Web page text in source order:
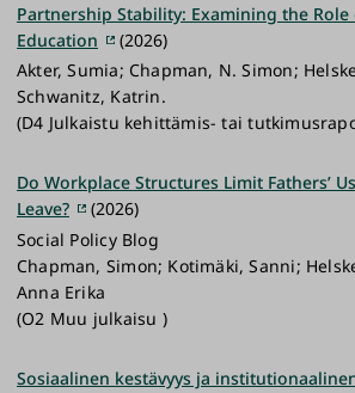
Partnership Stability: Examining the Role
Education
(2026)
Akter, Sumia; Chapman, N. Simon;
Schwanitz, Katrin.
(D4 Julkaistu kehittämis- tai
Do Workplace Structures Limit Fathers’
Leave?
(2026)
Social Policy Blog
Chapman, Simon; Kotimäki, Sanni;
Anna Erika
(O2 Muu julkaisu )
Sosiaalinen kestävyys ja